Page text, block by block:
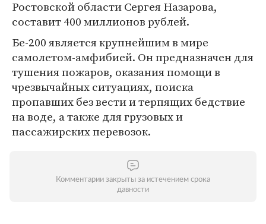
Ростовской области Сергея Назарова,
составит 400 миллионов рублей.
Бе-200 является крупнейшим в мире
самолетом-амфибией. Он предназначен для
тушения пожаров, оказания помощи в
чрезвычайных ситуациях, поиска
пропавших без вести и терпящих бедствие
на воде, а также для грузовых и
пассажирских перевозок.
Комментарии закрыты за истечением срока
давности